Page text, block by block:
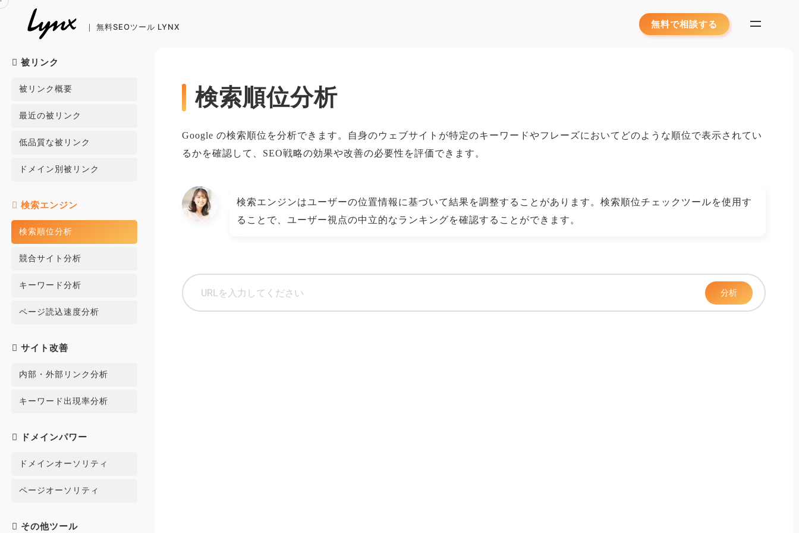
Skip
無料で相談する
被リンク
被リンク概要
最近の被リンク
低品質な被リンク
ドメイン別被リンク
検索エンジン
検索順位分析
競合サイト分析
キーワード分析
ページ読込速度分析
サイト改善
内部・外部リンク分析
キーワード出現率分析
ドメインパワー
ドメインオーソリティ
ページオーソリティ
その他ツール
検索順位分析
Google の検索順位を分析できます。自身のウェブサイトが特定のキーワードやフレーズにおいてどのような順位で表示されてい
るかを確認して、SEO戦略の効果や改善の必要性を評価できます。
検索エンジンはユーザーの位置情報に基づいて結果を調整することがあります。検索順位チェックツールを使用す
ることで、ユーザー視点の中立的なランキングを確認することができます。